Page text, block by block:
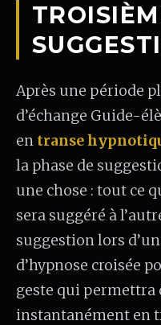
Après une période
d’échange Guide-
en transe
la phase de
une chose : tout ce
sera suggéré à
suggestion lors
d’hypnose croisée
geste qui permettra
instantanément en